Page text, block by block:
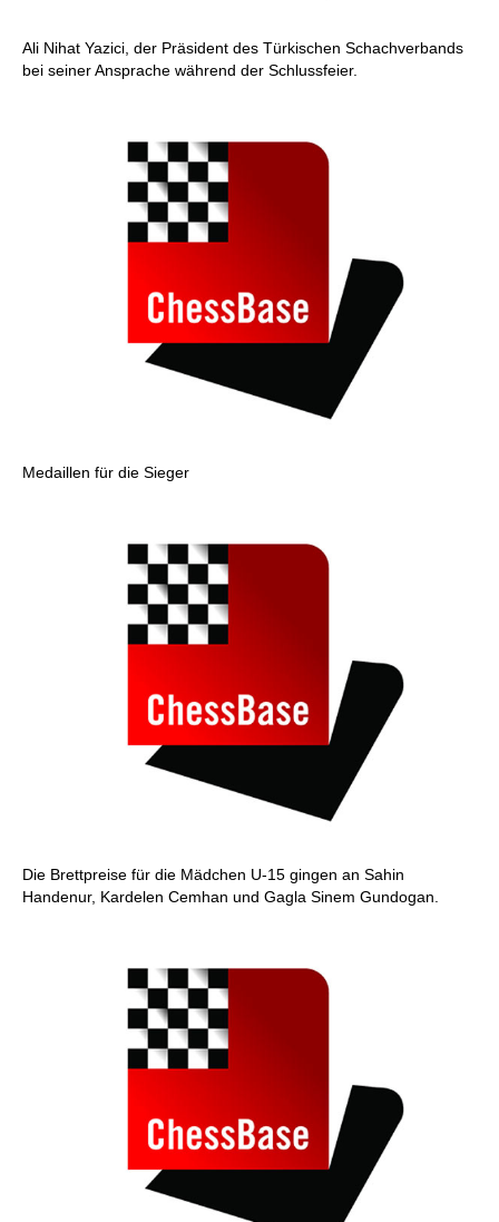
Ali Nihat Yazici, der Präsident des Türkischen Schachverbands
bei seiner Ansprache während der Schlussfeier.
Medaillen für die Sieger
Die Brettpreise für die Mädchen U-15 gingen an Sahin
Handenur, Kardelen Cemhan und Gagla Sinem Gundogan.